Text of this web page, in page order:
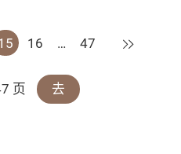
16 … 47 下一页
页 去